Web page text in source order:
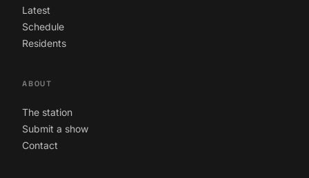
Latest
Schedule
Residents
ABOUT
The station
Submit a show
Contact